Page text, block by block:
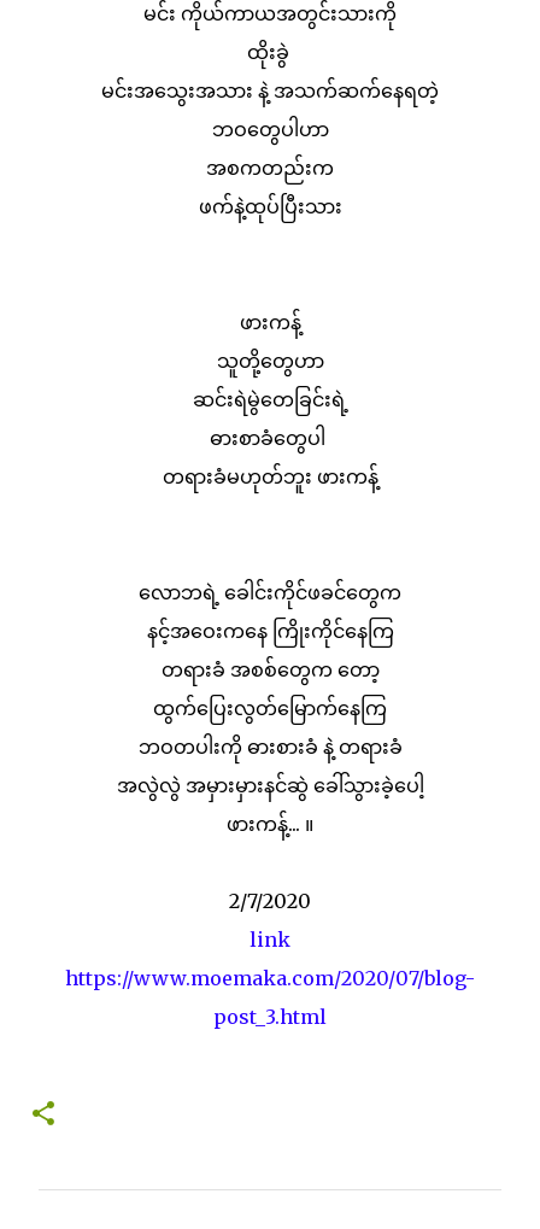
မင်း ကိုယ်ကာယအတွင်းသားကို
ထိုးခွဲ
မင်းအသွေးအသား နဲ့ အသက်ဆက်နေရတဲ့
ဘဝတွေပါဟာ
အစကတည်းက
ဖက်နဲ့ထုပ်ပြီးသား
ဖားကန့်
သူတို့တွေဟာ
ဆင်းရဲမွဲတေခြင်းရဲ့
ဓားစာခံတွေပါ
တရားခံမဟုတ်ဘူး ဖားကန့်
လောဘရဲ့ ခေါင်းကိုင်ဖခင်တွေက
နင့်အဝေးကနေ ကြိုးကိုင်နေကြ
တရားခံ အစစ်တွေက တော့
ထွက်ပြေးလွတ်မြောက်နေကြ
ဘဝတပါးကို ဓားစားခံ နဲ့ တရားခံ
အလွဲလွဲ အမှားမှားနင်ဆွဲ ခေါ်သွားခဲ့ပေါ့
ဖားကန့်... ။
2/7/2020
link
https://www.moemaka.com/2020/07/blog-
post_3.html